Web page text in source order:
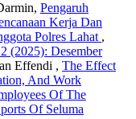
Pengaruh
Kerja Dan
Polres Lahat ,
(2025): Desember
Effendi , The Effect
And Work
Of The
Of Seluma